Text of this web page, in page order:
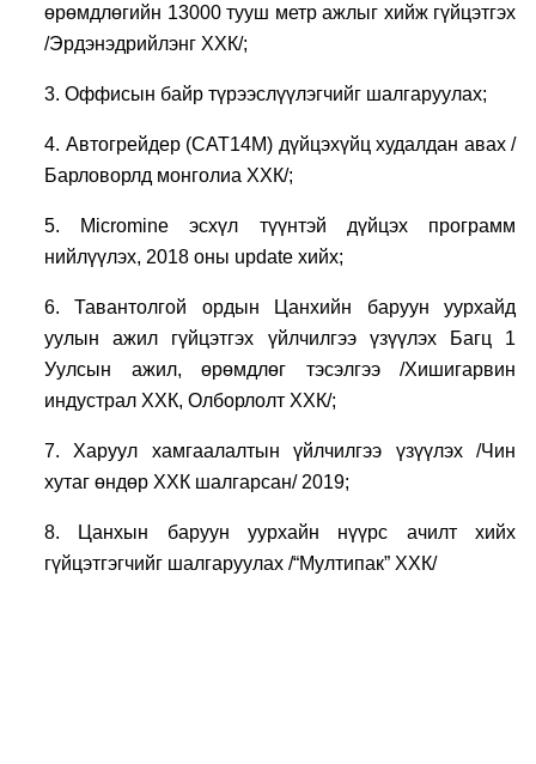
өрөмдлөгийн 13000 тууш метр ажлыг хийж гүйцэтгэх
/Эрдэнэдрийлэнг ХХК/;
3. Оффисын байр түрээслүүлэгчийг шалгаруулах;
4. Автогрейдер (CAT14M) дүйцэхүйц худалдан авах /
Барловорлд монголиа ХХК/;
5. Micromine эсхүл түүнтэй дүйцэх программ
нийлүүлэх, 2018 оны update хийх;
6. Тавантолгой ордын Цанхийн баруун уурхайд
уулын ажил гүйцэтгэх үйлчилгээ үзүүлэх Багц 1
Уулсын ажил, өрөмдлөг тэсэлгээ /Хишигарвин
индустрал ХХК, Олборлолт ХХК/;
7. Харуул хамгаалалтын үйлчилгээ үзүүлэх /Чин
хутаг өндөр ХХК шалгарсан/ 2019;
8. Цанхын баруун уурхайн нүүрс ачилт хийх
гүйцэтгэгчийг шалгаруулах /“Мултипак” ХХК/